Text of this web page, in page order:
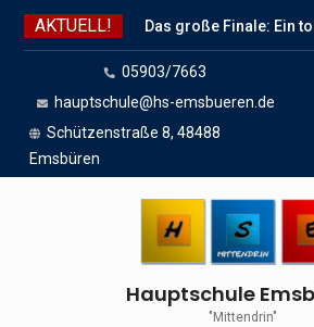
Skip
AKTUELL!
Das große Finale: Ein
Endspurt vor den
Das Team der HSE
05903/7663
hauptschule@hs-emsbueren.de
Schützenstraße 8, 48488
Emsbüren
Hauptschule
"Mittendrin"